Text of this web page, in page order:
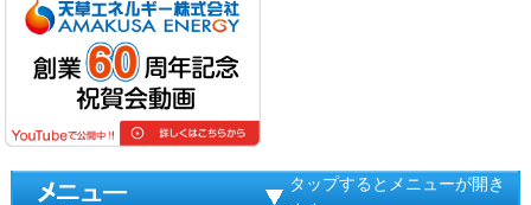
タップするとメニューが開き